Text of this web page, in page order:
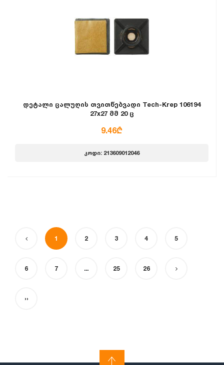
დეტალი ცალუღის თვითწებვადი Tech-Krep 106194
27x27 მმ 20 ც
9.46₾
კოდი: 213609012046
1 2 3 4 5
6 7 ... 25 26
››